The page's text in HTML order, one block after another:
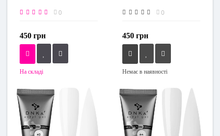
0
450 грн
На складі
0
450 грн
Немає в наявності